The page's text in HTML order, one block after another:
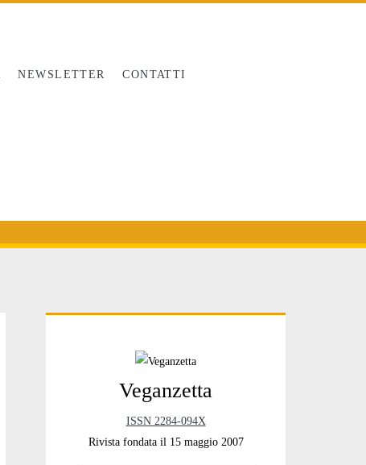
NEWSLETTER CONTATTI
Primary
Sidebar
Veganzetta
ISSN 2284-094X
Rivista fondata il 15 maggio 2007